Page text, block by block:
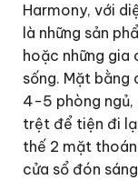
Harmony, với
là những sản
hoặc những gia
sống. Mặt
4-5 phòng ngủ,
trệt để tiện đi
thế 2 mặt
cửa sổ đón